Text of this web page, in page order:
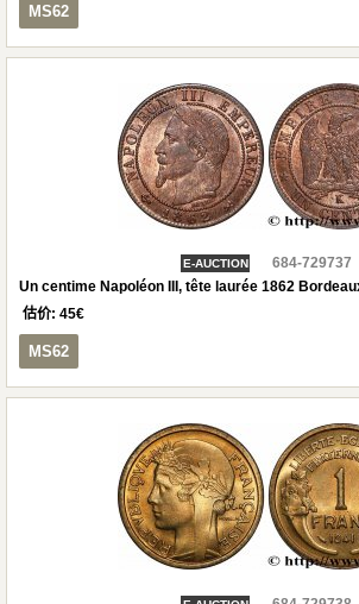
MS62
E-AUCTION
684-729737
Un centime Napoléon III, tête laurée 1862
估价: 45€
MS62